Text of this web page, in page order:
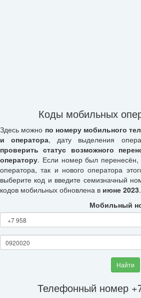
Коды мобильных
Здесь можно по номеру мобильного
и оператора, дату выделения
проверить статус возможного
оператору. Если номер был перенесён,
оператора, так и нового оператора
выберите код и введите семизначный
кодов мобильных обновлена в июне 2023.
Мобильный
Найти
Телефонный номер